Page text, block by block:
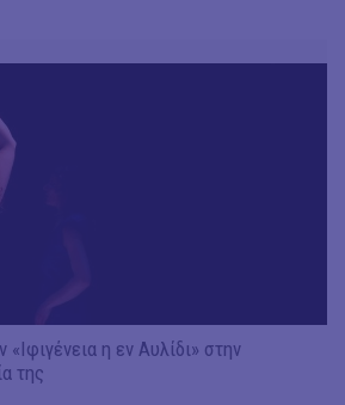
η εν Αυλίδι» στην
της